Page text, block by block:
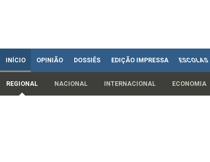
INÍCIO OPINIÃO DOSSIÊS EDIÇÃO IMPRESSA ESCOLAS
REGIONAL NACIONAL INTERNACIONAL ECONOMIA